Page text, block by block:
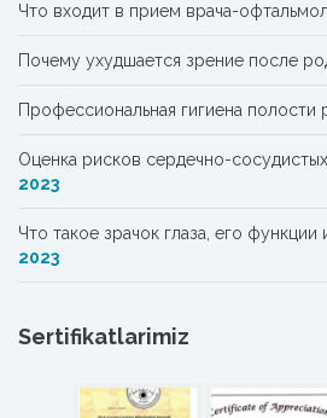
Что входит в прием врача-
Почему ухудшается зрение после
Профессиональная гигиена полости
Oценка рисков сердечно-
2023
Что такое зрачок глаза, его функции
2023
Sertifikatlarimiz